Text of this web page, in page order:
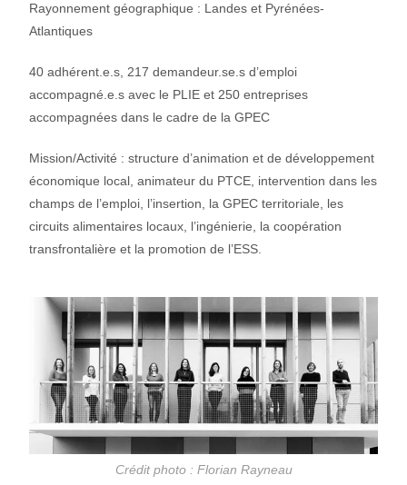
Rayonnement géographique : Landes et Pyrénées-
Atlantiques
40 adhérent.e.s, 217 demandeur.se.s d’emploi
accompagné.e.s avec le PLIE et 250 entreprises
accompagnées dans le cadre de la GPEC
Mission/Activité : structure d’animation et de développement
économique local, animateur du PTCE, intervention dans les
champs de l’emploi, l’insertion, la GPEC territoriale, les
circuits alimentaires locaux, l’ingénierie, la coopération
transfrontalière et la promotion de l’ESS.
Crédit photo : Florian Rayneau